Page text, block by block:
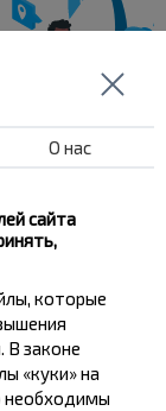
и
О нас
сайта
которые
В законе
«куки» на
необходимы